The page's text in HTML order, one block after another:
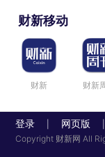
财新移动
财新 财新
登录 网页版
Copyright 财新网 All